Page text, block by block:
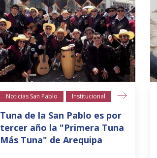
Noticias San Pablo Institucional
Tuna de la San Pablo es por
tercer año la "Primera Tuna
Más Tuna" de Arequipa